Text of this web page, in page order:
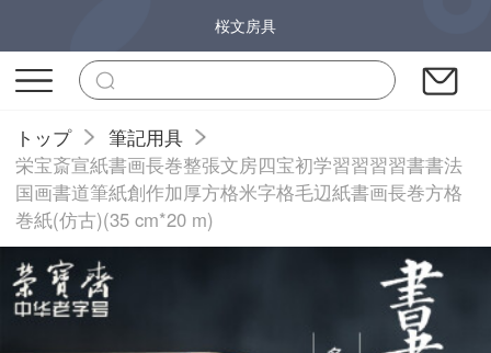
桜文房具
トップ
筆記用具
栄宝斎宣紙書画長巻整張文房四宝初学習習習習書書法
国画書道筆紙創作加厚方格米字格毛辺紙書画長巻方格
巻紙(仿古)(35 cm*20 m)